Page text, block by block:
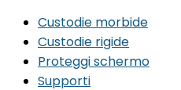
Custodie morbide
Custodie rigide
Proteggi schermo
Supporti